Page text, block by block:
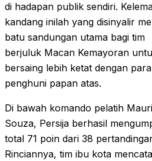
di hadapan publik sendiri.
kandang inilah yang disinyalir
batu sandungan utama bagi tim
berjuluk Macan Kemayoran
bersaing lebih ketat dengan para
penghuni papan atas.
Di bawah komando pelatih
Souza, Persija berhasil
total 71 poin dari 38
Rinciannya, tim ibu kota